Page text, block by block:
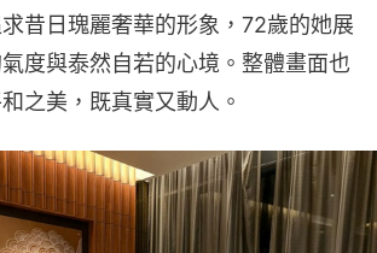
昔日瑰麗奢華的形象，72歲的她展
度與泰然自若的心境。整體畫面也
之美，既真實又動人。